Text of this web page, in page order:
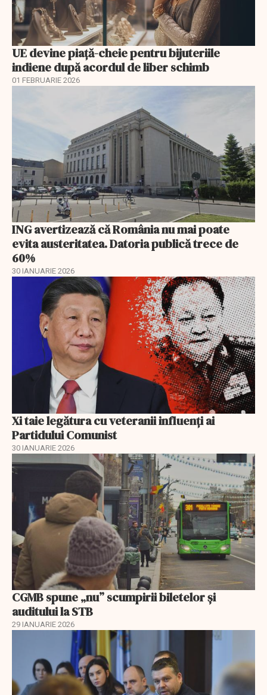
UE devine piață-cheie pentru bijuteriile
indiene după acordul de liber schimb
01 FEBRUARIE 2026
ING avertizează că România nu mai poate
evita austeritatea. Datoria publică trece de
60%
30 IANUARIE 2026
Xi taie legătura cu veteranii influenți ai
Partidului Comunist
30 IANUARIE 2026
CGMB spune „nu” scumpirii biletelor și
auditului la STB
29 IANUARIE 2026